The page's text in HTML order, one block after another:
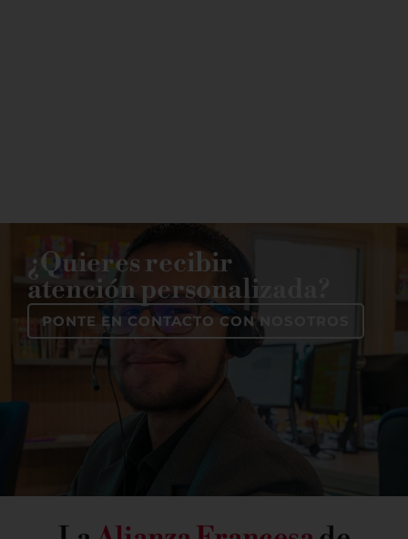
¿Quieres recibir
atención personalizada?
PONTE EN CONTACTO CON NOSOTROS